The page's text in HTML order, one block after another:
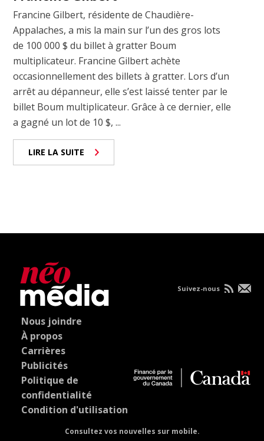
Francine Gilbert, résidente de Chaudière-
Appalaches, a mis la main sur l’un des gros lots
de 100 000 $ du billet à gratter Boum
multiplicateur. Francine Gilbert achète
occasionnellement des billets à gratter. Lors d’un
arrêt au dépanneur, elle s’est laissé tenter par le
billet Boum multiplicateur. Grâce à ce dernier, elle
a gagné un lot de 10 $, ...
LIRE LA SUITE
Nous joindre
À propos
Carrières
Publicités
Politique de
confidentialité
Condition d'utilisation
Consultez vos nouvelles sur mobile.
Suivez-nous